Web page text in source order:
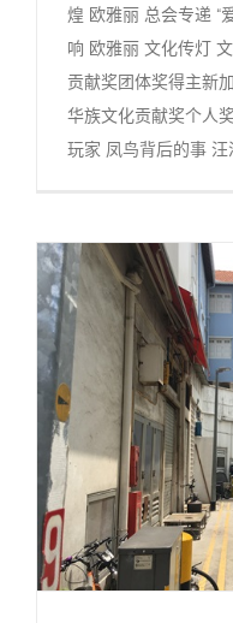
煌 欧雅丽 总会专递 “
响 欧雅丽 文化传灯
贡献奖团体奖得主新
华族文化贡献奖个人
玩家 凤鸟背后的事